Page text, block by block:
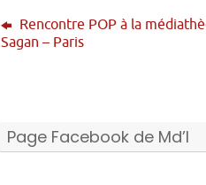
Rencontre POP à la
Sagan – Paris
Page Facebook de Md’I